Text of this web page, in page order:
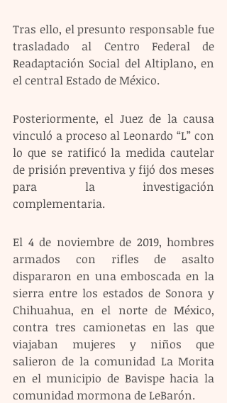
Tras ello, el presunto responsable fue
trasladado al Centro Federal de
Readaptación Social del Altiplano, en
el central Estado de México.
Posteriormente, el Juez de la causa
vinculó a proceso al Leonardo “L” con
lo que se ratificó la medida cautelar
de prisión preventiva y fijó dos meses
para la investigación
complementaria.
El 4 de noviembre de 2019, hombres
armados con rifles de asalto
dispararon en una emboscada en la
sierra entre los estados de Sonora y
Chihuahua, en el norte de México,
contra tres camionetas en las que
viajaban mujeres y niños que
salieron de la comunidad La Morita
en el municipio de Bavispe hacia la
comunidad mormona de LeBarón.